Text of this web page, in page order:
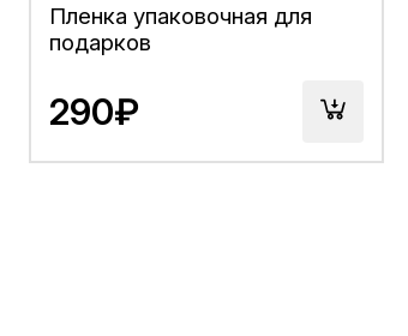
Пленка упаковочная для
подарков
290₽